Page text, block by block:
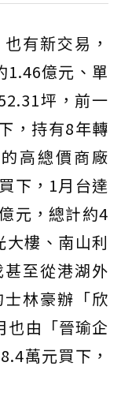
有新交易，
1.46億元、單
坪，前一
，持有8年轉
高總價商廠
下，1月台達
元，總計約4
樓、南山利
至從港湖外
林豪辦「欣
也由「晉瑜企
萬元買下，